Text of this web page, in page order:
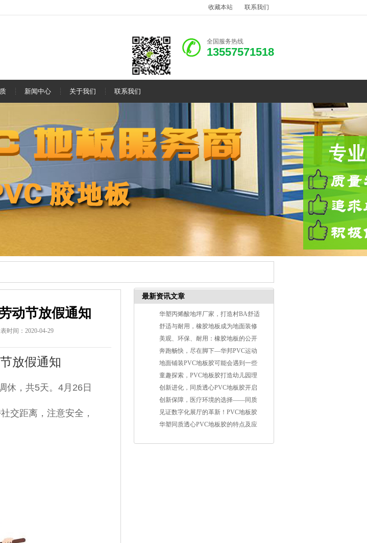
收藏本站 联系我们
全国服务热线
13557571518
新闻中心 关于我们 联系我们
动节放假通知
时间：2020-04-29
放假通知
休，共5天。 4月 26 日
交距离，注意安全，
最新资讯文章
华塑丙烯酸地坪厂家，打造村BA舒适
球场
舒适与耐用，橡胶地板成为地面装修
材料宠儿
美观、环保、耐用：橡胶地板的公开
秘密"
奔跑畅快，尽在脚下—华邦PVC运动
地板为运动空间注入活力
地面铺装PVC地板胶可能会遇到一些
问题
童趣探索，PVC地板胶打造幼儿园理
想空间
创新进化，同质透心PVC地板胶开启
医院地面新潮流
创新保障，医疗环境的选择——同质
透心PVC地板胶
见证数字化展厅的革新！PVC地板胶
成为新的选择
华塑同质透心PVC地板胶的特点及应